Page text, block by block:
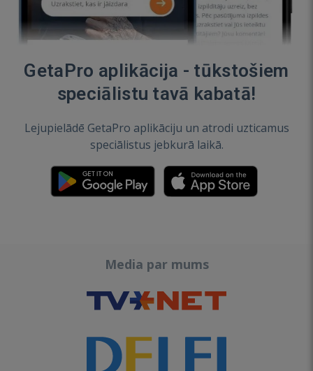
GetaPro aplikācija - tūkstošiem
speciālistu tavā kabatā!
Lejupielādē GetaPro aplikāciju un atrodi uzticamus
speciālistus jebkurā laikā.
Media par mums